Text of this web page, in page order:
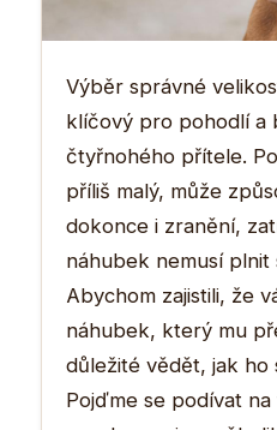
Výběr správné
klíčový pro pohodlí a
čtyřnohého přítele.
příliš malý, může
dokonce i zranění,
náhubek nemusí plnit
Abychom zajistili, že
náhubek, který mu
důležité vědět, jak ho
Pojďme se podívat